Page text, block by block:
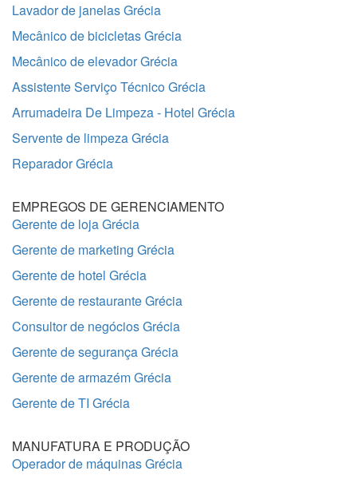
Lavador de janelas Grécia
Mecânico de bicicletas Grécia
Mecânico de elevador Grécia
Assistente Serviço Técnico Grécia
Arrumadeira De Limpeza - Hotel Grécia
Servente de limpeza Grécia
Reparador Grécia
EMPREGOS DE GERENCIAMENTO
Gerente de loja Grécia
Gerente de marketing Grécia
Gerente de hotel Grécia
Gerente de restaurante Grécia
Consultor de negócios Grécia
Gerente de segurança Grécia
Gerente de armazém Grécia
Gerente de TI Grécia
MANUFATURA E PRODUÇÃO
Operador de máquinas Grécia